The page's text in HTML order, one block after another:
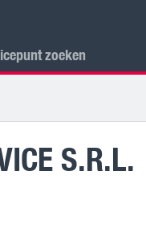
zoeken
S.R.L.